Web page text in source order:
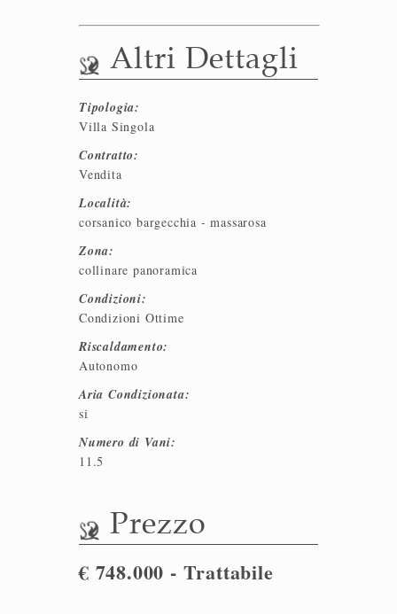
Altri Dettagli
Tipologia:
Villa Singola
Contratto:
Vendita
Località:
corsanico bargecchia - massarosa
Zona:
collinare panoramica
Condizioni:
Condizioni Ottime
Riscaldamento:
Autonomo
Aria Condizionata:
si
Numero di Vani:
11.5
Prezzo
€ 748.000 - Trattabile